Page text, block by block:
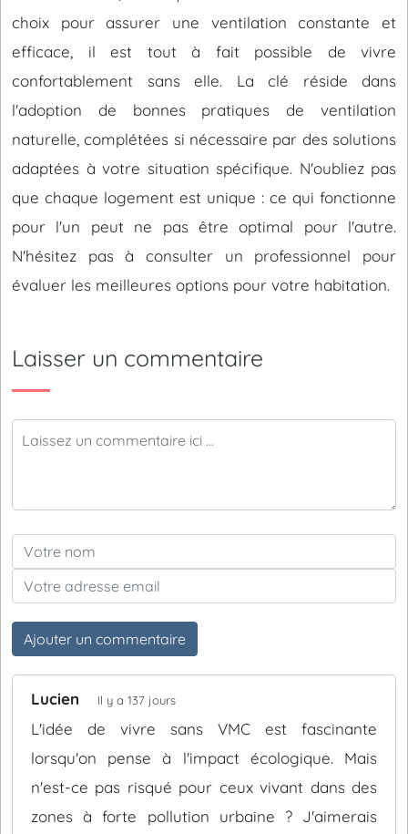
choix pour assurer une ventilation constante et
efficace, il est tout à fait possible de vivre
confortablement sans elle. La clé réside dans
l'adoption de bonnes pratiques de ventilation
naturelle, complétées si nécessaire par des solutions
adaptées à votre situation spécifique. N'oubliez pas
que chaque logement est unique : ce qui fonctionne
pour l'un peut ne pas être optimal pour l'autre.
N'hésitez pas à consulter un professionnel pour
évaluer les meilleures options pour votre habitation.
Laisser un commentaire
Ajouter un commentaire
Lucien Il y a 137 jours
L'idée de vivre sans VMC est fascinante
lorsqu'on pense à l'impact écologique. Mais
n'est-ce pas risqué pour ceux vivant dans des
zones à forte pollution urbaine ? J'aimerais